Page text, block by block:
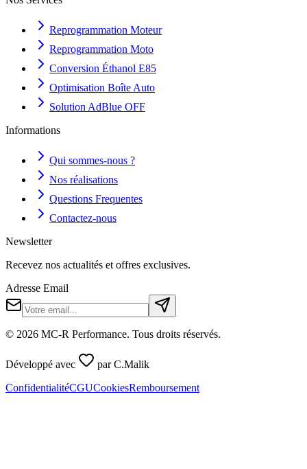
Reprogrammation Moteur
Reprogrammation Moto
Conversion Éthanol E85
Optimisation Boîte Auto
Solution AdBlue OFF
Informations
Qui sommes-nous ?
Nos réalisations
Questions Frequentes
Contactez-nous
Newsletter
Recevez nos actualités et offres exclusives.
Adresse Email
© 2026 MC-R Performance. Tous droits réservés.
Développé avec parC.Malik
ConfidentialitéCGUCookiesRemboursement